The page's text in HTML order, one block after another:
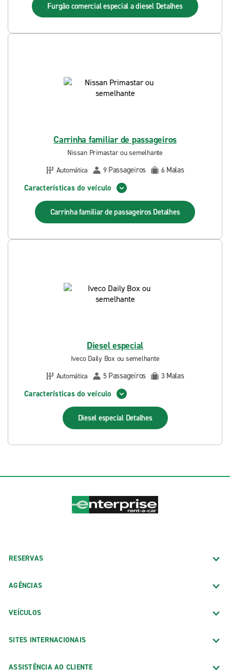
Furgão comercial especial a diesel Detalhes
Carrinha familiar de passageiros
Nissan Primastar ou semelhante
Automática
9 Passageiros 6 Malas
Características do veículo
Carrinha familiar de passageiros Detalhes
Diesel especial
Iveco Daily Box ou semelhante
Automática
5 Passageiros 3 Malas
Características do veículo
Diesel especial Detalhes
RESERVAS
AGÊNCIAS
VEÍCULOS
SITES INTERNACIONAIS
ASSISTÊNCIA AO CLIENTE